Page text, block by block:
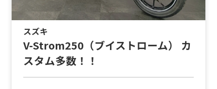
スズキ
V-Strom250（ブイストローム） カ
スタム多数！！